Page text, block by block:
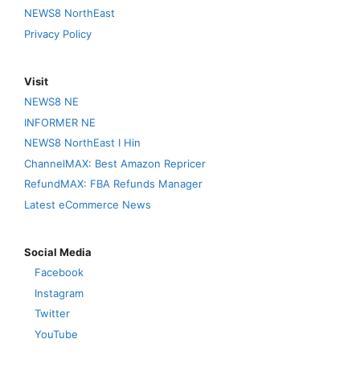
NEWS8 NorthEast
Privacy Policy
Visit
NEWS8 NE
INFORMER NE
NEWS8 NorthEast I Hin
ChannelMAX: Best Amazon Repricer
RefundMAX: FBA Refunds Manager
Latest eCommerce News
Social Media
Facebook
Instagram
Twitter
YouTube